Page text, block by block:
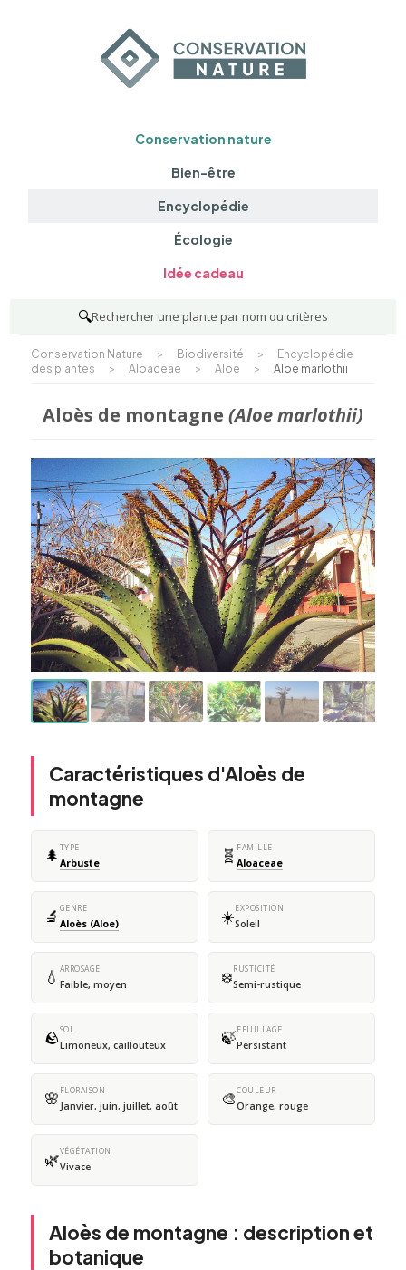
Conservation nature
Bien-être
Encyclopédie
Écologie
Idée cadeau
🔍Rechercher une plante par nom ou critères
Conservation Nature > Biodiversité >
Encyclopédie
des plantes
> Aloaceae > Aloe > Aloe marlothii
Aloès de montagne (Aloe marlothii)
Caractéristiques d'Aloès de
montagne
🌲 TYPE
Arbuste 🧬 FAMILLE
Aloaceae
🔬 GENRE
Aloès (Aloe) ☀️EXPOSITION
Soleil
💧 ARROSAGE
Faible, moyen ❄️RUSTICITÉ
Semi-rustique
🪨SOL
Limoneux, caillouteux 🍃FEUILLAGE
Persistant
🌸 FLORAISON
Janvier, juin, juillet, août 🎨COULEUR
Orange, rouge
🌿VÉGÉTATION
Vivace
Aloès de montagne : description et
botanique